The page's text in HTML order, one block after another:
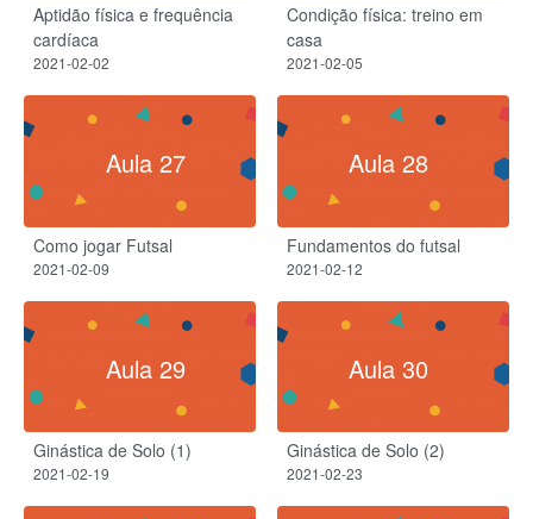
Aptidão física e frequência
cardíaca
2021-02-02
Condição física: treino em
casa
2021-02-05
Aula 27
Como jogar Futsal
2021-02-09
Aula 28
Fundamentos do futsal
2021-02-12
Aula 29
Ginástica de Solo (1)
2021-02-19
Aula 30
Ginástica de Solo (2)
2021-02-23